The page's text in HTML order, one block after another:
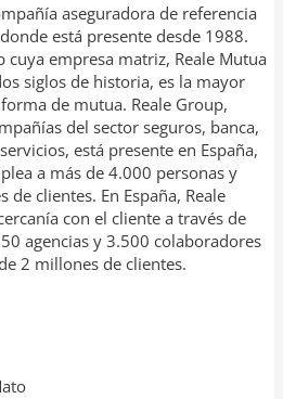
aseguradora de referencia
está presente desde 1988.
cuya empresa matriz, Reale Mutua
siglos de historia, es la mayor
de mutua. Reale Group,
del sector seguros, banca,
está presente en España,
a más de 4.000 personas y
de clientes. En España, Reale
con el cliente a través de
agencias y 3.500 colaboradores
2 millones de clientes.